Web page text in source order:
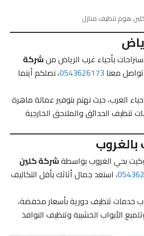
هوم تنظيف منازل
بأحياء غرب الرياض منشركة
معنا0543626173، نصلكم أينما
الغرب، حيث نهتم بتوفير عمالة ماهرة
الحدائق والملاحق الخارجية
بحي الغروب بواسطةشركة كلين
، استعد جمال أثاثك بأقل التكاليف
تنظيف دورية بأسعار مخفضة،
الأبواب الخشبية وتنظيف النوافذ